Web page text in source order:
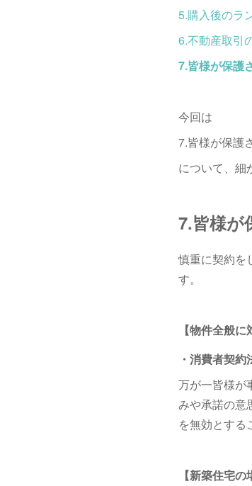
5.購入後のラ
6.不動産取引
7.皆様が保護
今回は
7.皆様が保護
について、細
7.皆様が
慎重に契約を
す。
【物件全般に
・消費者契約
万が一皆様が
みや承諾の意
を無効とする
【新築住宅の